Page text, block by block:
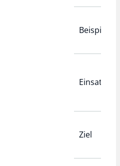
Beispiel
Ziel